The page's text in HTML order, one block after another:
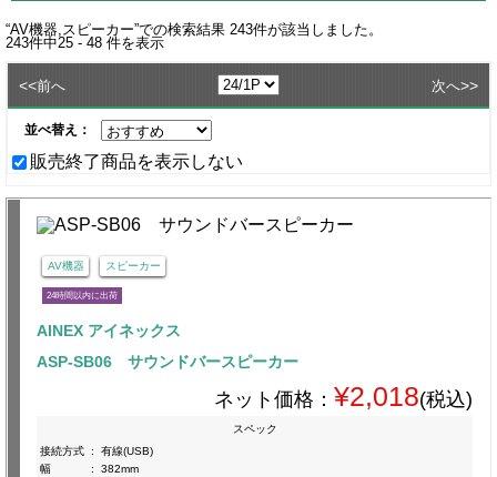
“AV機器,スピーカー”での検索結果 243件が該当しました。
243件中25 - 48 件を表示
<<前へ 次へ>>
並べ替え：
販売終了商品を表示しない
AV機器 スピーカー
24時間以内に出荷
AINEX アイネックス
ASP-SB06 サウンドバースピーカー
ネット価格： ¥2,018(税込)
スペック
接続方式 :
有線(USB)
幅
:
382mm